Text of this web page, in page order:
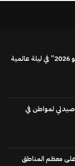
صيدلي لمواطن في
معظم المناطق